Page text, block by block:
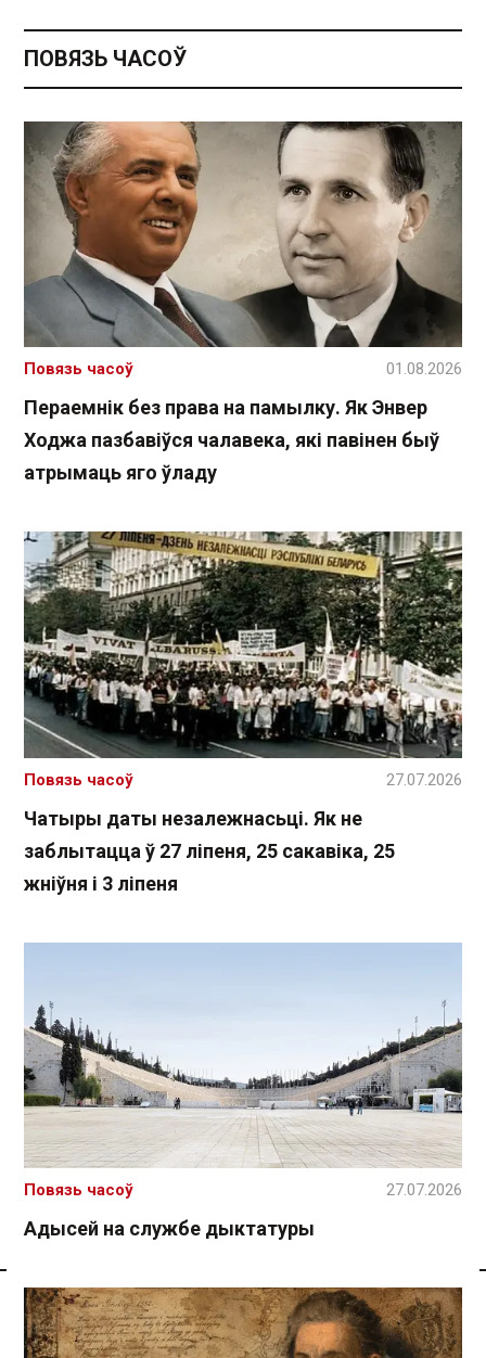
Спасылка без VPN
ПОВЯЗЬ ЧАСОЎ
Пераемнік без права на памылку. Як Энвер
Ходжа пазбавіўся чалавека, які павінен быў
атрымаць яго ўладу
Повязь часоў 01.08.2026
Чатыры даты незалежнасьці. Як не
заблытацца ў 27 ліпеня, 25 сакавіка, 25
жніўня і 3 ліпеня
Повязь часоў 27.07.2026
Адысей на службе дыктатуры
Повязь часоў 27.07.2026